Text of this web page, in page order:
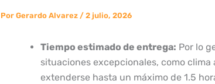
Por Gerardo Alvarez / 2 julio, 2026
Tiempo estimado de entrega: Por lo
situaciones excepcionales, como
extenderse hasta un máximo de 1.5